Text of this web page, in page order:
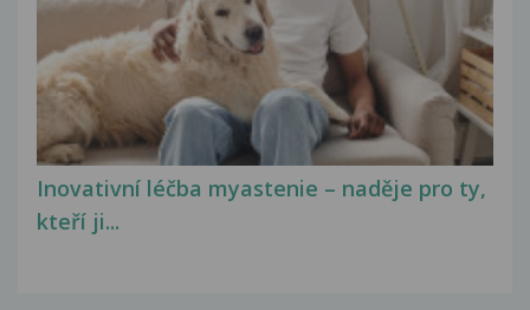
Inovativní léčba myastenie – naděje pro ty,
kteří ji...